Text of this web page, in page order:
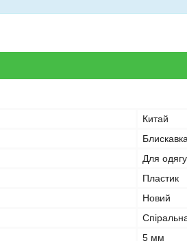
Китай
Для одягу
Пластик
Новий
5 мм